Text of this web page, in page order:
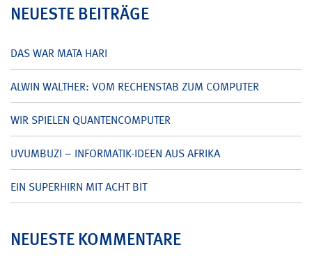
NEUESTE BEITRÄGE
DAS WAR MATA HARI
ALWIN WALTHER: VOM RECHENSTAB ZUM COMPUTER
WIR SPIELEN QUANTENCOMPUTER
UVUMBUZI – INFORMATIK-IDEEN AUS AFRIKA
EIN SUPERHIRN MIT ACHT BIT
NEUESTE KOMMENTARE